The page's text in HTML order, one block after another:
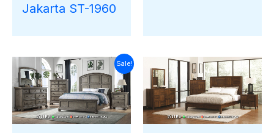
Jakarta ST-1960
Sale!
Harga
aslinya
adalah:
Rp30.000.000.
Harga
saat
ini
adalah:
Rp27.121.000.